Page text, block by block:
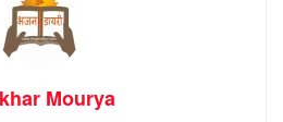
Mourya